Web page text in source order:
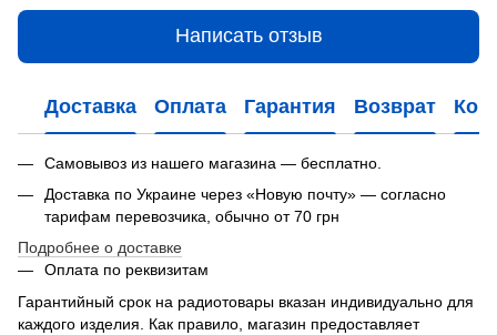
Написать отзыв
Доставка Оплата Гарантия Возврат
Самовывоз из нашего магазина — бесплатно.
Доставка по Украине через «Новую почту» — согласно
тарифам перевозчика, обычно от 70 грн
Подробнее о доставке
Оплата по реквизитам
Гарантийный срок на радиотовары вказан индивидуально для
каждого изделия. Как правило, магазин предоставляет